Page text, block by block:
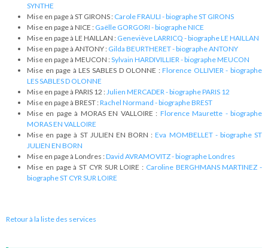
SYNTHE
Mise en page à ST GIRONS : Carole FRAULI - biographe ST GIRONS
Mise en page à NICE : Gaëlle GORGORI - biographe NICE
Mise en page à LE HAILLAN : Geneviève LARRICQ - biographe LE HAILLAN
Mise en page à ANTONY : Gilda BEURTHERET - biographe ANTONY
Mise en page à MEUCON :Sylvain HARDIVILLIER - biographe MEUCON
Mise en page à LES SABLES D OLONNE :Florence OLLIVIER - biographe
LES SABLES D OLONNE
Mise en page à PARIS 12 :Julien MERCADER - biographe PARIS 12
Mise en page à BREST :Rachel Normand - biographe BREST
Mise en page à MORAS EN VALLOIRE : Florence Maurette - biographe
MORAS EN VALLOIRE
Mise en page à ST JULIEN EN BORN :Eva MOMBELLET - biographe ST
JULIEN EN BORN
Mise en page à Londres :David AVRAMOVITZ - biographe Londres
Mise en page à ST CYR SUR LOIRE : Caroline BERGHMANS MARTINEZ -
biographe ST CYR SUR LOIRE
Retour à la liste des services